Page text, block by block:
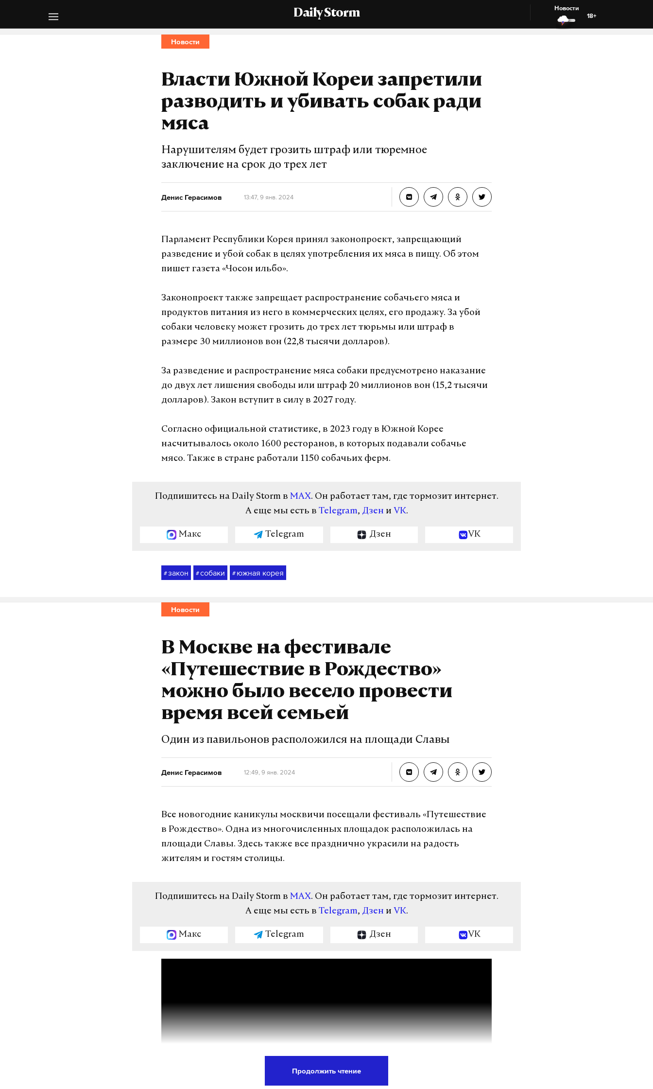
Daily Storm
Новости
18+
Новости
Власти Южной Кореи запретили
разводить и убивать собак ради
мяса
Нарушителям будет грозить штраф или тюремное
заключение на срок до трех лет
Денис Герасимов 13:47, 9 янв. 2024
Парламент Республики Корея принял законопроект, запрещающий
разведение и убой собак в целях употребления их мяса в пищу. Об этом
пишет газета «Чосон ильбо».
Законопроект также запрещает распространение собачьего мяса и
продуктов питания из него в коммерческих целях, его продажу. За убой
собаки человеку может грозить до трех лет тюрьмы или штраф в
размере 30 миллионов вон (22,8 тысячи долларов).
За разведение и распространение мяса собаки предусмотрено наказание
до двух лет лишения свободы или штраф 20 миллионов вон (15,2 тысячи
долларов). Закон вступит в силу в 2027 году.
Согласно официальной статистике, в 2023 году в Южной Корее
насчитывалось около 1600 ресторанов, в которых подавали собачье
мясо. Также в стране работали 1150 собачьих ферм.
Подпишитесь на Daily Storm в MAX. Он работает там, где тормозит интернет.
А еще мы есть в Telegram, Дзен и VK.
Макс Telegram Дзен VK
#закон #собаки # южная корея
Новости
В Москве на фестивале
«Путешествие в Рождество»
можно было весело провести
время всей семьей
Один из павильонов расположился на площади Славы
Денис Герасимов 12:49, 9 янв. 2024
Все новогодние каникулы москвичи посещали фестиваль «Путешествие
в Рождество». Одна из многочисленных площадок расположилась на
площади Славы. Здесь также все празднично украсили на радость
жителям и гостям столицы.
Подпишитесь на Daily Storm в MAX. Он работает там, где тормозит интернет.
А еще мы есть в Telegram, Дзен и VK.
Макс Telegram Дзен VK
Продолжить чтение